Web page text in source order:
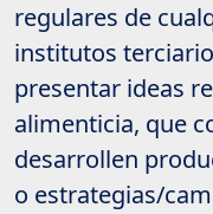
regulares de
institutos
presentar ideas
alimenticia, que
desarrollen
o estrategias/